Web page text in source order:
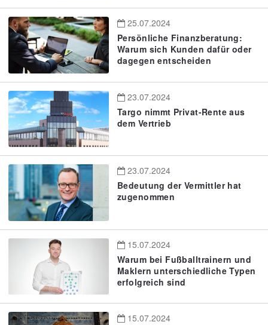
25.07.2024
Persönliche Finanzberatung:
Warum sich Kunden dafür oder
dagegen entscheiden
23.07.2024
Targo nimmt Privat-Rente aus
dem Vertrieb
23.07.2024
Bedeutung der Vermittler hat
zugenommen
15.07.2024
Warum bei Fußballtrainern und
Maklern unterschiedliche Typen
erfolgreich sind
15.07.2024